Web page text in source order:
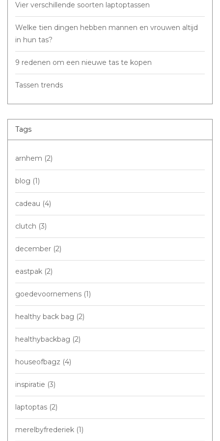
Vier verschillende soorten laptoptassen
Welke tien dingen hebben mannen en vrouwen altijd
in hun tas?
9 redenen om een nieuwe tas te kopen
Tassen trends
Tags
arnhem (2)
blog (1)
cadeau (4)
clutch (3)
december (2)
eastpak (2)
goedevoornemens (1)
healthy back bag (2)
healthybackbag (2)
houseofbagz (4)
inspiratie (3)
laptoptas (2)
merelbyfrederiek (1)